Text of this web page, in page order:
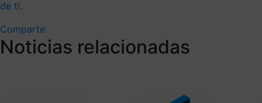
de ti.
Comparte
Noticias relacionadas